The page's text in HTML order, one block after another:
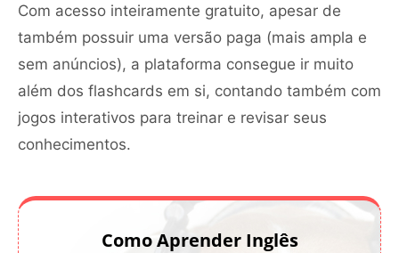
Com acesso inteiramente gratuito, apesar de
também possuir uma versão paga (mais ampla e
sem anúncios), a plataforma consegue ir muito
além dos flashcards em si, contando também com
jogos interativos para treinar e revisar seus
conhecimentos.
Como Aprender Inglês